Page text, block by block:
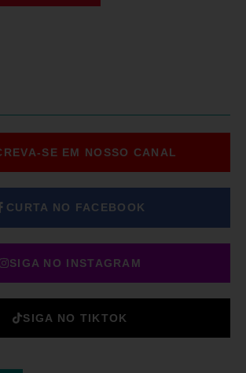
SE EM NOSSO CANAL
CURTA NO FACEBOOK
SIGA NO INSTAGRAM
SIGA NO TIKTOK